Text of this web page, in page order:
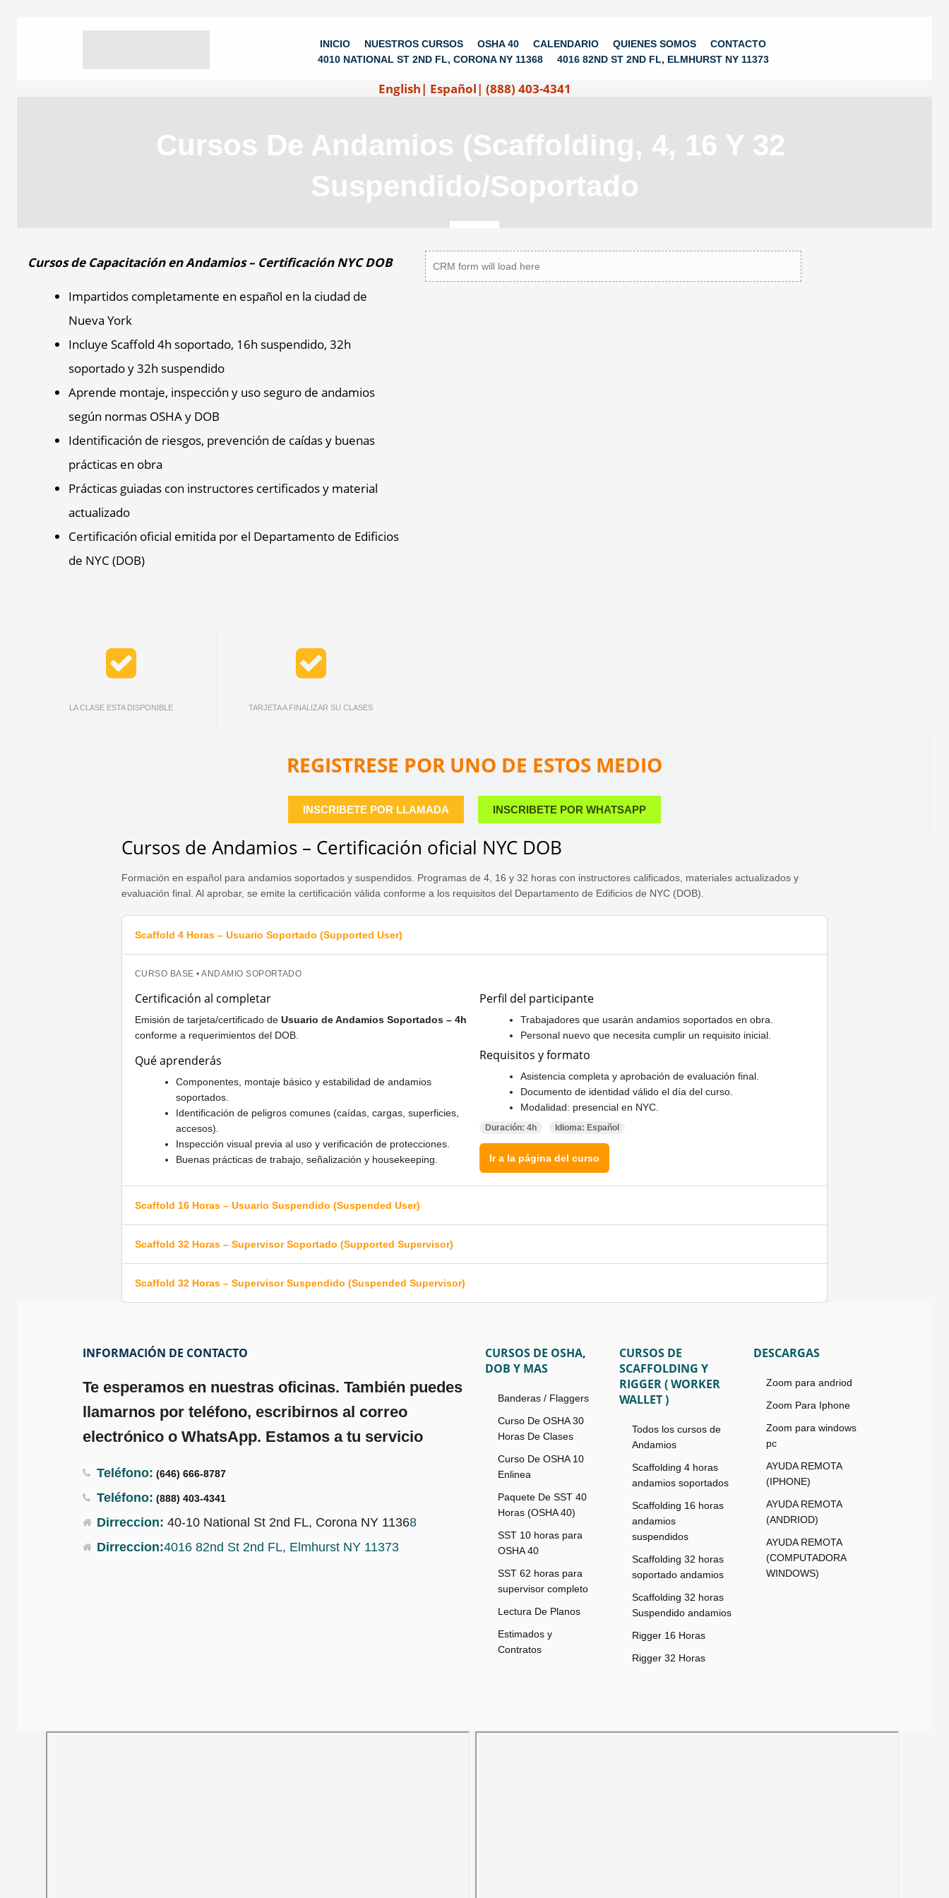
INICIO NUESTROS CURSOS OSHA 40 CALENDARIO QUIENES SOMOS
CONTACTO
4010 NATIONAL ST 2ND FL, CORONA NY 11368
4016 82ND ST 2ND FL, ELMHURST NY 11373
English| Español| (888) 403-4341
Cursos De Andamios (Scaffolding, 4, 16 Y 32
Suspendido/Soportado
Cursos de Capacitación en Andamios – Certificación NYC DOB
Impartidos completamente en español en la ciudad de
Nueva York
Incluye Scaffold 4h soportado, 16h suspendido, 32h
soportado y 32h suspendido
Aprende montaje, inspección y uso seguro de andamios
según normas OSHA y DOB
Identificación de riesgos, prevención de caídas y buenas
prácticas en obra
Prácticas guiadas con instructores certificados y material
actualizado
Certificación oficial emitida por el Departamento de Edificios
de NYC (DOB)
LA CLASE ESTA DISPONIBLE TARJETA A FINALIZAR SU CLASES
CRM form will load here
REGISTRESE POR UNO DE ESTOS MEDIO
INSCRIBETE POR LLAMADA INSCRIBETE POR WHATSAPP
Cursos de Andamios – Certificación oficial NYC DOB
Formación en español para andamios soportados y suspendidos. Programas de 4, 16 y 32 horas con instructores calificados, materiales actualizados y
evaluación final. Al aprobar, se emite la certificación válida conforme a los requisitos del Departamento de Edificios de NYC (DOB).
Scaffold 4 Horas – Usuario Soportado (Supported User)
CURSO BASE • ANDAMIO SOPORTADO
Certificación al completar
Emisión de tarjeta/certificado de Usuario de Andamios Soportados – 4h
conforme a requerimientos del DOB.
Qué aprenderás
Componentes, montaje básico y estabilidad de andamios
soportados.
Identificación de peligros comunes (caídas, cargas, superficies,
accesos).
Inspección visual previa al uso y verificación de protecciones.
Buenas prácticas de trabajo, señalización y housekeeping.
Perfil del participante
Trabajadores que usarán andamios soportados en obra.
Personal nuevo que necesita cumplir un requisito inicial.
Requisitos y formato
Asistencia completa y aprobación de evaluación final.
Documento de identidad válido el día del curso.
Modalidad: presencial en NYC.
Duración: 4h Idioma: Español
Ir a la página del curso
Scaffold 16 Horas – Usuario Suspendido (Suspended User)
Scaffold 32 Horas – Supervisor Soportado (Supported Supervisor)
Scaffold 32 Horas – Supervisor Suspendido (Suspended Supervisor)
INFORMACIÓN DE CONTACTO
Te esperamos en nuestras oficinas. También puedes
llamarnos por teléfono, escribirnos al correo
electrónico o WhatsApp. Estamos a tu servicio
Teléfono: (646) 666-8787
Teléfono: (888) 403-4341
Dirreccion: 40-10 National St 2nd FL, Corona NY 11368
Dirreccion:4016 82nd St 2nd FL, Elmhurst NY 11373
CURSOS DE OSHA,
DOB Y MAS
Banderas / Flaggers
Curso De OSHA 30
Horas De Clases
Curso De OSHA 10
Enlinea
Paquete De SST 40
Horas (OSHA 40)
SST 10 horas para
OSHA 40
SST 62 horas para
supervisor completo
Lectura De Planos
Estimados y
Contratos
CURSOS DE
SCAFFOLDING Y
RIGGER ( WORKER
WALLET )
Todos los cursos de
Andamios
Scaffolding 4 horas
andamios soportados
Scaffolding 16 horas
andamios
suspendidos
Scaffolding 32 horas
soportado andamios
Scaffolding 32 horas
Suspendido andamios
Rigger 16 Horas
Rigger 32 Horas
DESCARGAS
Zoom para andriod
Zoom Para Iphone
Zoom para windows
pc
AYUDA REMOTA
(IPHONE)
AYUDA REMOTA
(ANDRIOD)
AYUDA REMOTA
(COMPUTADORA
WINDOWS)